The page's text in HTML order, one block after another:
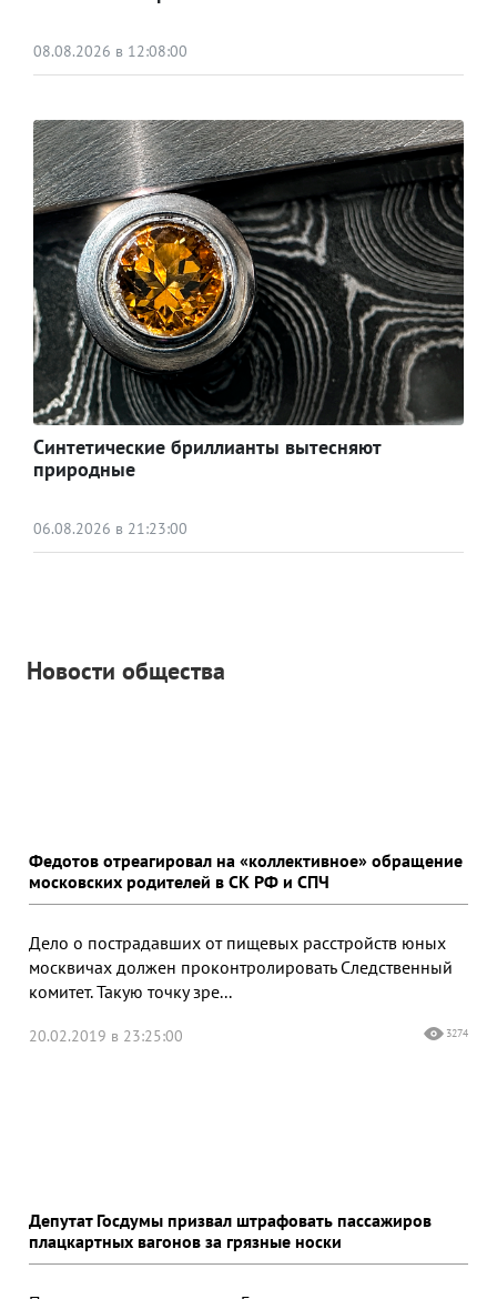
08.08.2026 в 12:08:00
Синтетические бриллианты вытесняют
природные
06.08.2026 в 21:23:00
Новости общества
Федотов отреагировал на «коллективное» обращение
московских родителей в СК РФ и СПЧ
Дело о пострадавших от пищевых расстройств юных
москвичах должен проконтролировать Следственный
комитет. Такую точку зре...
20.02.2019 в 23:25:00 3274
Депутат Госдумы призвал штрафовать пассажиров
плацкартных вагонов за грязные носки